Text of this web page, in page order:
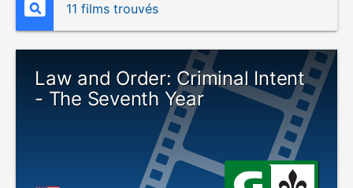
11 films trouvés
Law and Order: Criminal Intent
- The Seventh Year